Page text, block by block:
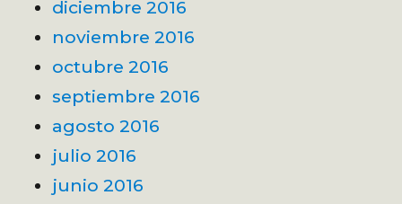
diciembre 2016
noviembre 2016
octubre 2016
septiembre 2016
agosto 2016
julio 2016
junio 2016